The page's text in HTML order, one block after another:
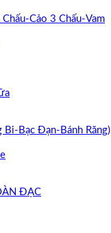
Cảo 3 Chấu-Vam
Bi-Bạc Đạn-Bánh Răng)
ĐẠC